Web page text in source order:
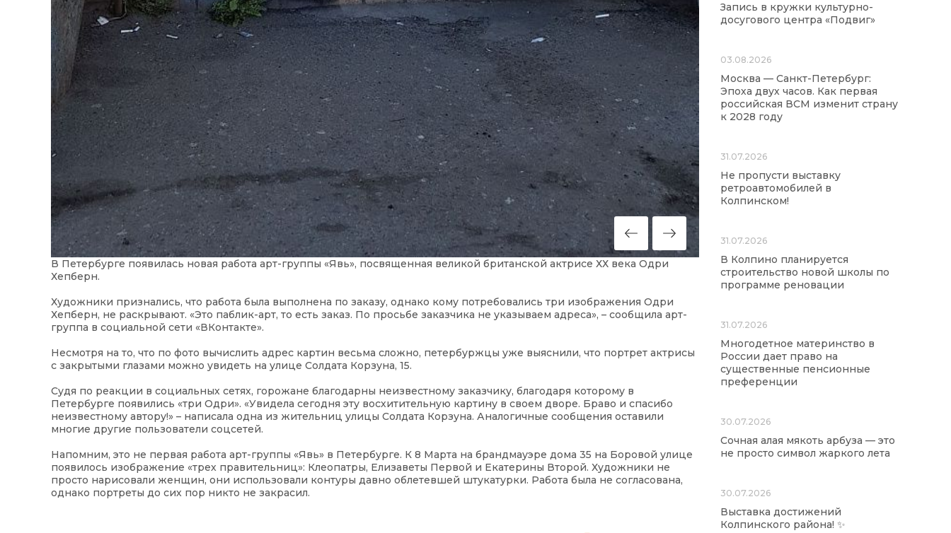
В Петербурге появилась новая работа арт-группы «Явь», посвященная великой британской актрисе ХХ века Одри
Хепберн.
Художники признались, что работа была выполнена по заказу, однако кому потребовались три изображения Одри
Хепберн, не раскрывают. «Это паблик-арт, то есть заказ. По просьбе заказчика не указываем адреса», – сообщила арт-
группа в социальной сети «ВКонтакте».
Несмотря на то, что по фото вычислить адрес картин весьма сложно, петербуржцы уже выяснили, что портрет актрисы
с закрытыми глазами можно увидеть на улице Солдата Корзуна, 15.
Судя по реакции в социальных сетях, горожане благодарны неизвестному заказчику, благодаря которому в
Петербурге появились «три Одри». «Увидела сегодня эту восхитительную картину в своем дворе. Браво и спасибо
неизвестному автору!» – написала одна из жительниц улицы Солдата Корзуна. Аналогичные сообщения оставили
многие другие пользователи соцсетей.
Напомним, это не первая работа арт-группы «Явь» в Петербурге. К 8 Марта на брандмауэре дома 35 на Боровой улице
появилось изображение «трех правительниц»: Клеопатры, Елизаветы Первой и Екатерины Второй. Художники не
просто нарисовали женщин, они использовали контуры давно облетевшей штукатурки. Работа была не согласована,
однако портреты до сих пор никто не закрасил.
Запись в кружки культурно-
досугового центра «Подвиг»
03.08.2026
Москва — Санкт-Петербург:
Эпоха двух часов. Как первая
российская ВСМ изменит страну
к 2028 году
31.07.2026
Не пропусти выставку
ретроавтомобилей в
Колпинском!
31.07.2026
В Колпино планируется
строительство новой школы по
программе реновации
31.07.2026
Многодетное материнство в
России дает право на
существенные пенсионные
преференции
30.07.2026
Сочная алая мякоть арбуза — это
не просто символ жаркого лета
30.07.2026
Выставка достижений
Колпинского района! ✨